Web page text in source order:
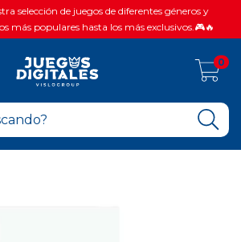
selección de juegos de diferentes géneros y
más populares hasta los más exclusivos.🎮🔥
0